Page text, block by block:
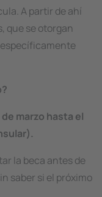
A partir de ahí
que se otorgan
de marzo hasta el
la beca antes de
saber si el próximo